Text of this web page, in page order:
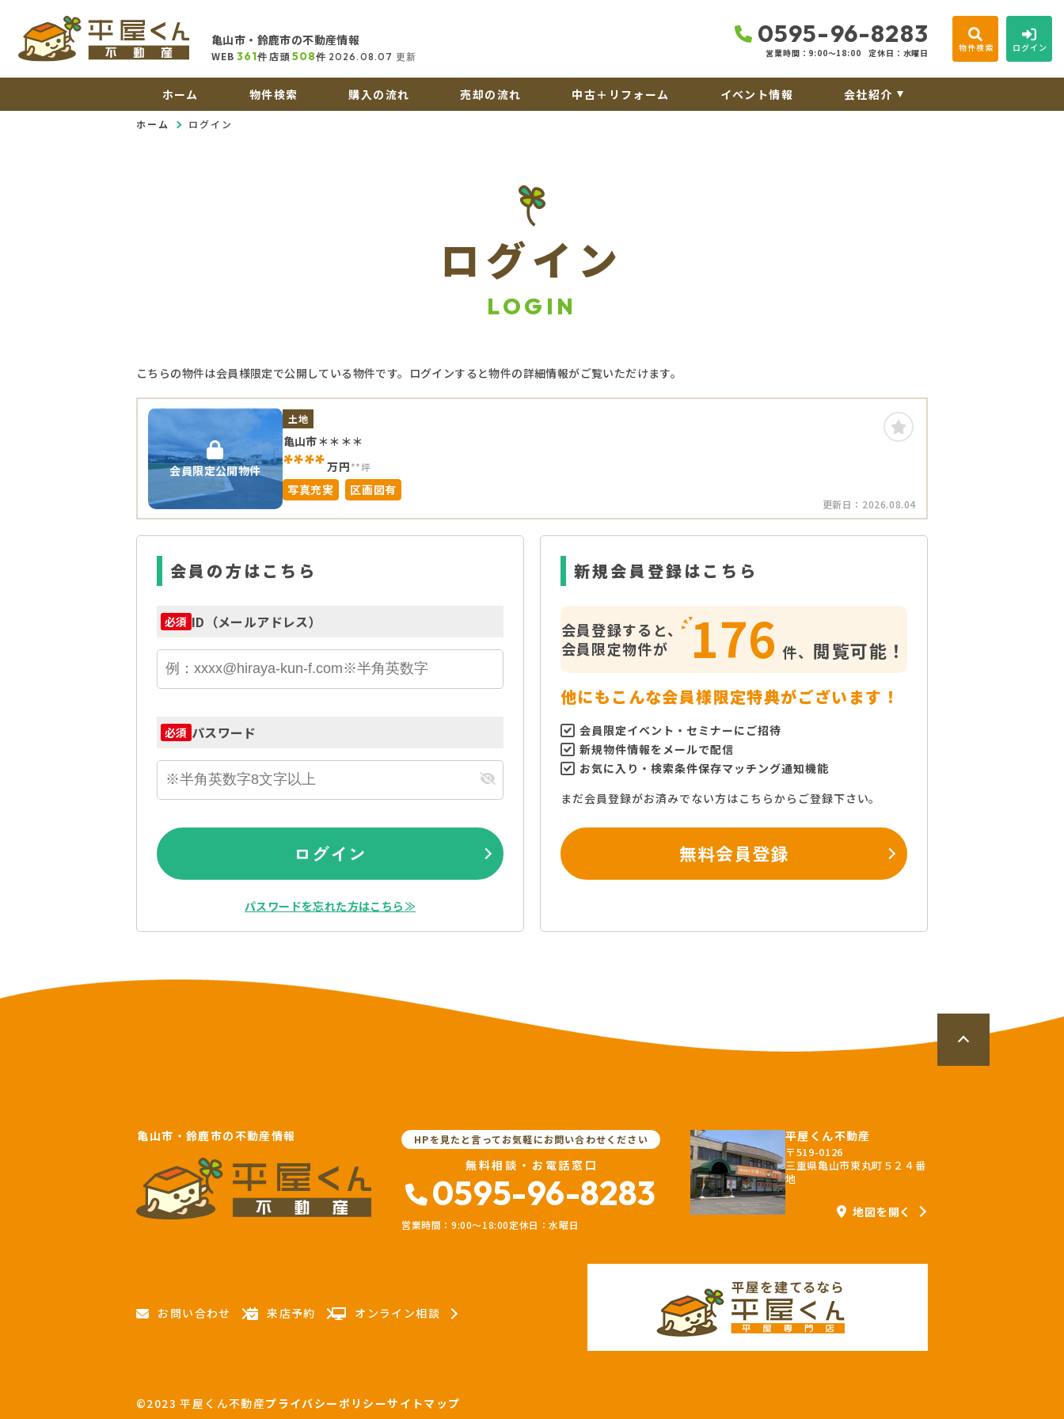
亀山市・鈴鹿市の不動産情報
WEB 361件 店頭508件 2026.08.07 更新
0595-96-8283
営業時間：9:00〜18:00 定休日：水曜日 物件検索 ログイン
ホーム 物件検索 購入の流れ 売却の流れ 中古＋リフォーム イベント情報 会社紹介
ホーム ログイン
ログイン
LOGIN
こちらの物件は会員様限定で公開している物件です。ログインすると物件の詳細情報がご覧いただけます。
会員限定公開物件
土地
亀山市＊＊＊＊
****万円**坪
写真充実 区画図有
更新日： 2026.08.04
会員の方はこちら
必須 ID（メールアドレス）
必須 パスワード
ログイン
パスワードを忘れた方はこちら≫
新規会員登録はこちら
会員登録すると、
会員限定物件が
176 件、 閲覧可能！
他にもこんな会員様限定特典がございます！
会員限定イベント・セミナーにご招待
新規物件情報をメールで配信
お気に入り・検索条件保存マッチング通知機能
まだ会員登録がお済みでない方はこちらからご登録下さい。
無料会員登録
亀山市・鈴鹿市の不動産情報 HPを見たと言ってお気軽にお問い合わせください
無料相談・お電話窓口
0595-96-8283
営業時間：9:00〜18:00定休日：水曜日
平屋くん不動産
〒519-0126
三重県亀山市東丸町５２４番
地
地図を開く
お問い合わせ 来店予約 オンライン相談
プライバシーポリシーサイトマップ
©2023 平屋くん不動産